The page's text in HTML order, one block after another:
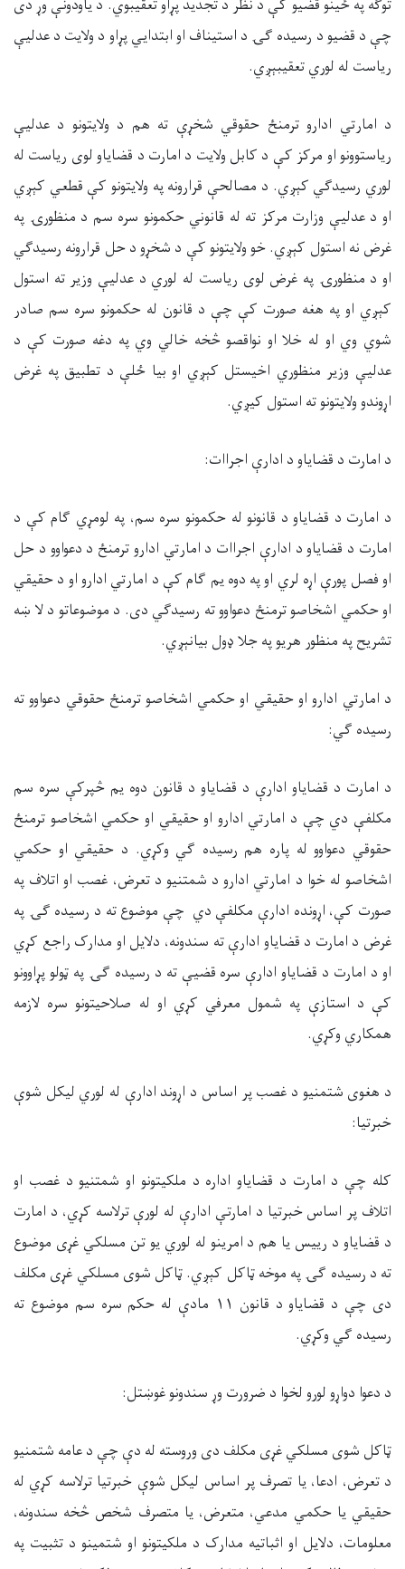
توګه په ځینو قضیو کې د نظر د تجدید پړاو تعقیبوي. د یاودونې وړ دی
چې د قضیو د رسیده ګۍ د استیناف او ابتدایي پړاو د ولایت د عدلیې
ریاست له لوري تعقیبېږي.
د امارتي ادارو ترمنځ حقوقي شخړې ته هم د ولایتونو د عدلیې
ریاستوونو او مرکز کې د کابل ولایت د امارت د قضایاو لوی ریاست له
لوري رسیدګي کېږي. د مصالحې قرارونه په ولایتونو کې قطعي کېږي
او د عدليې وزارت مرکز ته له قانوني حکمونو سره سم د منظورۍ په
غرض نه استول کېږي. خو ولایتونو کې د شخړو د حل قرارونه رسیدګي
او د منظورۍ په غرض لوی ریاست له لوري د عدليې وزیر ته استول
کېږي او په هغه صورت کې چې د قانون له حکمونو سره سم صادر
شوي وي او له خلا او نواقصو څخه خالي وي په دغه صورت کې د
عدليې وزیر منظوري اخیستل کېږي او بیا ځلې د تطبیق په غرض
اړوندو ولایتونو ته استول کیږي.
د امارت د قضایاو د ادارې اجراات:
د امارت د قضایاو د قانونو له حکمونو سره سم، په لومړي ګام کې د
امارت د قضایاو د ادارې اجراات د امارتي ادارو ترمنځ د دعواوو د حل
او فصل پورې اړه لري او په دوه یم ګام کې د امارتي ادارو او د حقیقي
او حکمي اشخاصو ترمنځ دعواوو ته رسیدګي دی. د موضوعاتو د لا ښه
تشریح په منظور هریو په جلا ډول بیانېږي.
د امارتي ادارو او حقیقي او حکمي اشخاصو ترمنځ حقوقي دعواوو ته
رسیده ګي:
د امارت د قضایاو ادارې د قضایاو د قانون دوه یم څپرکې سره سم
مکلفې دي چې د امارتي ادارو او حقیقي او حکمي اشخاصو ترمنځ
حقوقي دعواوو له پاره هم رسیده ګي وکړي. د حقیقي او حکمي
اشخاصو له خوا د امارتي ادارو د شمتنیو د تعرض، غصب او اتلاف په
صورت کې، اړونده ادارې مکلفې دي چې موضوع ته د رسیده ګۍ په
غرض د امارت د قضایاو ادارې ته سندونه، دلایل او مدارک راجع کړي
او د امارت د قضایاو ادارې سره قضیې ته د رسیده ګۍ په ټولو پړاوونو
کې د استازې په شمول معرفي کړي او له صلاحیتونو سره لازمه
همکاري وکړي.
د هغوی شتمنیو د غصب پر اساس د اړوند ادارې له لوري لیکل شوې
خبرتیا:
کله چې د امارت د قضایاو اداره د ملکیتونو او شمتنیو د غصب او
اتلاف پر اساس خبرتیا د امارتې ادارې له لورې ترلاسه کړي، د امارت
د قضایاو د رییس یا هم د امرینو له لوري یو تن مسلکي غړی موضوع
ته د رسیده ګۍ په موخه ټاکل کېږي. ټاکل شوی مسلکي غړی مکلف
دی چې د قضایاو د قانون ۱۱ مادې له حکم سره سم موضوع ته
رسیده ګي وکړي.
د دعوا دواړو لورو لخوا د ضرورت وړ سندونو غوښتل:
ټاکل شوی مسلکي غړی مکلف دی وروسته له دې چې د عامه شتمنیو
د تعرض، ادعا، یا تصرف پر اساس لیکل شوې خبرتیا ترلاسه کړي له
حقیقي یا حکمي مدعي، متعرض، یا متصرف شخص څخه سندونه،
معلومات، دلایل او اثباتیه مدارک د ملکیتونو او شتمینو د تثبیت په